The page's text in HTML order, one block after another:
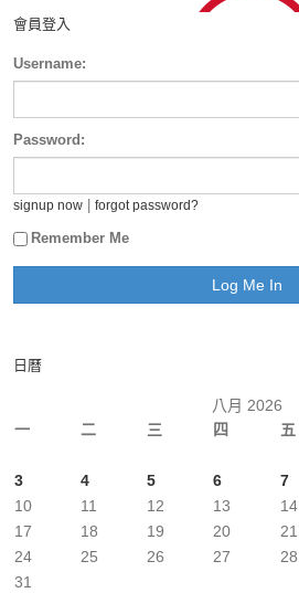
會員登入
Username:
Password:
signup now forgot password?
Remember Me
日曆
八月 2026
一
二 三 四 五
3
4 5 6 7
10
11 12 13 14
17
18 19 20 21
24
25 26 27 28
31